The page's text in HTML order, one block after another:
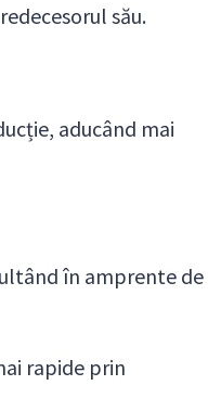
său.
aducând mai
în amprente de
rapide prin